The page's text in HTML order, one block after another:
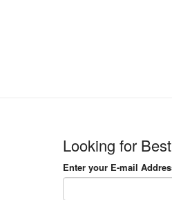
s
৳
Looking for
Enter your E-mail